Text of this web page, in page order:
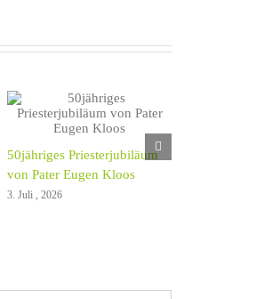
50jähriges Priesterjubiläum
von Pater Eugen Kloos
3. Juli , 2026